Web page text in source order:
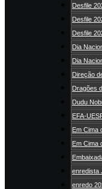
Desfile
Desfile
Desfile
Dia
Dia
Direção
Dragões
Dudu
EFA-
Em Cima
Em Cima
enredista
enredo